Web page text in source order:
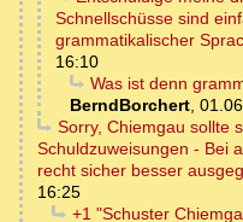
Schnellschüsse sind
grammatikalischer
16:10
Was ist denn
BerndBorchert,
Sorry, Chiemgau sollte
Schuldzuweisungen - Bei
recht sicher besser
16:25
+1 "Schuster